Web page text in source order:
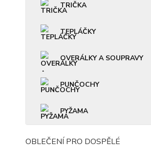
TRIČKA
TEPLÁČKY
OVERÁLKY A SOUPRAVY
PUNČOCHY
PYŽAMA
OBLEČENÍ PRO DOSPĚLÉ